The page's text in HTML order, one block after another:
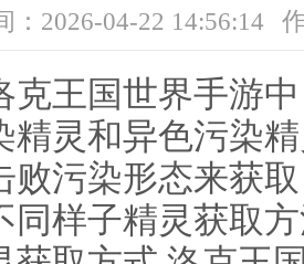
：2026-04-22 14:56:14
克王国世界手游
精灵和异色污染
败污染形态来获
同样子精灵获取